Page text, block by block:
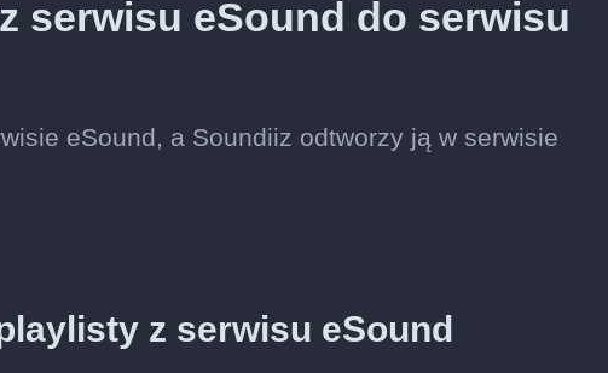
serwisu eSound do serwisu
eSound, a Soundiiz odtworzy ją w serwisie
z serwisu eSound